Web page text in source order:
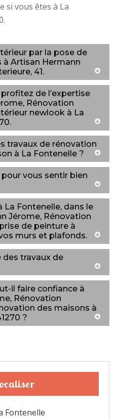
si vous êtes à La
par la pose de
à Artisan Hermann
41.
de l’expertise
Rénovation
newlook à La
travaux de rénovation
à La Fontenelle ?
vous sentir bien
La Fontenelle, dans le
Jérome, Rénovation
de peinture à
murs et plafonds.
des travaux de
il faire confiance à
Rénovation
des maisons à
?
Fontenelle